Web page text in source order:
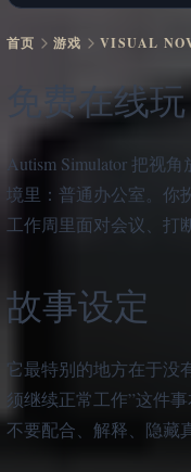
首页 游戏 VISUAL
免费在线
Autism Simulator 把视
境里：普通办公室。你
工作周里面对会议、打
故事设定
它最特别的地方在于没
须继续正常工作”这件
不要配合、解释、隐藏